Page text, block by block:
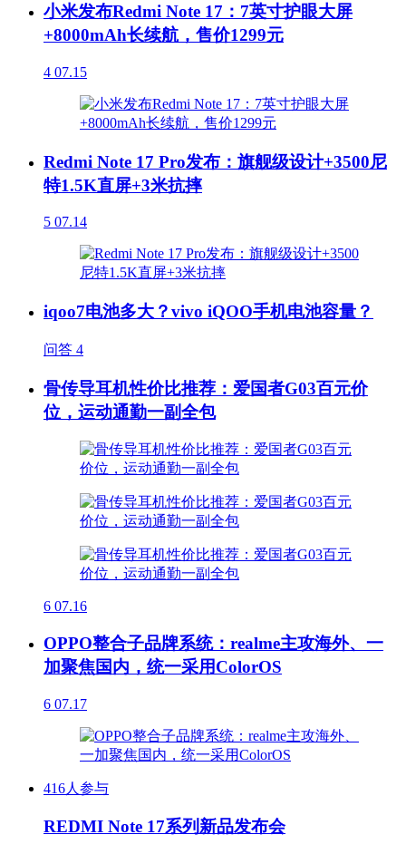
小米发布Redmi Note 17：7英寸护眼大屏
+8000mAh长续航，售价1299元
4 07.15
Redmi Note 17 Pro发布：旗舰级设计+3500尼
特1.5K直屏+3米抗摔
5 07.14
iqoo7电池多大？vivo iQOO手机电池容量？
问答 4
骨传导耳机性价比推荐：爱国者G03百元价
位，运动通勤一副全包
6 07.16
OPPO整合子品牌系统：realme主攻海外、一
加聚焦国内，统一采用ColorOS
6 07.17
416人参与
REDMI Note 17系列新品发布会